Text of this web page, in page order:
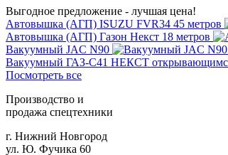
Выгодное предложение - лучшая цена!
Автовышка (АГП) ISUZU FVR34 45 метров
Автовышка (АГП) Газон Некст 18 метров
Вакуумный JAC N90
Вакуумный ГАЗ-С41 НЕКСТ
Посмотреть все
Производство и
продажа спецтехники
г. Нижний Новгород
ул. Ю. Фучика 60